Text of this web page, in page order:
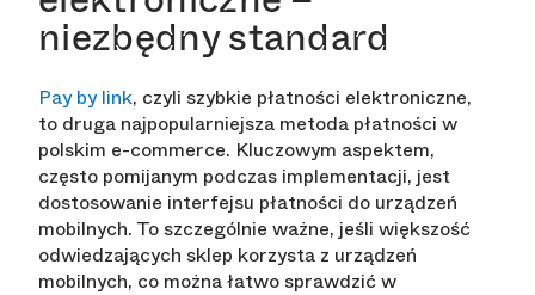
niezbędny standard
Pay by link, czyli szybkie płatności elektroniczne,
to druga najpopularniejsza metoda płatności w
polskim e-commerce. Kluczowym aspektem,
często pomijanym podczas implementacji, jest
dostosowanie interfejsu płatności do urządzeń
mobilnych. To szczególnie ważne, jeśli większość
odwiedzających sklep korzysta z urządzeń
mobilnych, co można łatwo sprawdzić w